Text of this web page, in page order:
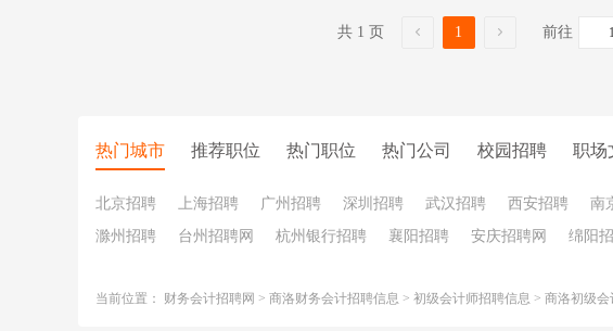
共 1 页 1 前往
热门城市 推荐职位 热门职位 热门公司 校园招聘 职场
北京招聘 上海招聘 广州招聘 深圳招聘 武汉招聘 西安招聘 南
滁州招聘
台州招聘网 杭州银行招聘 襄阳招聘 安庆招聘网 绵阳
当前位置： 财务会计招聘网 > 商洛财务会计招聘信息 > 初级会计师招聘信息 > 商洛初级会